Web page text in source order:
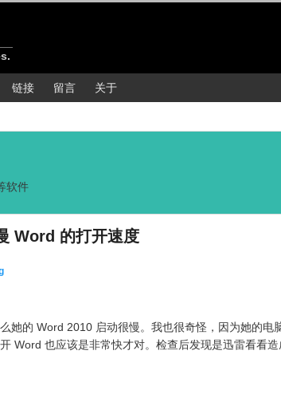
链接 留言 关于
软件
Word 的打开速度
她的 Word 2010 启动很慢。我也很奇怪，因为她的电
Word 也应该是非常快才对。检查后发现是迅雷看看造